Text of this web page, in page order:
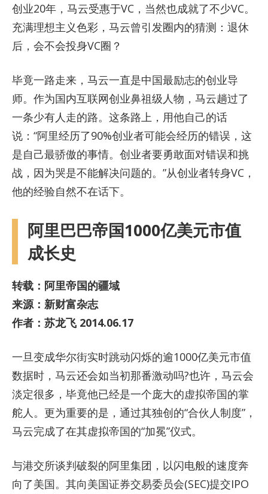
创业20年，马云受惠于VC，当然也成就了不少VC。
充满理想主义色彩，马云曾引发圈内的猜测：退休
后，会不会投身VC圈？
毕竟一路走来，马云一直是中国最励志的创业导
师。作为国内互联网创业鼻祖级人物，马云趟过了
一条少有人走的路。这条路上，用他自己的话
说：“阿里经历了90%创业者可能会经历的错误，这
是自己最骄傲的事情。创业者要勇敢面对错误和挑
战，因为哭是不能解决问题的。”从创业者转身VC，
他的经验自然不在话下。
阿里巴巴帝国1000亿美元市值
成长史
转载：阿里帝国的疆域
来源：新财富杂志
作者：苏龙飞 2014.06.17
一旦变成华尔街实时跳动闪烁的逾1000亿美元市值
数据时，马云还会如当初那番激动吗?也许，马云会
淡定很多，毕竟他已经是一个庞大的虚拟帝国的掌
舵人。更为重要的是，通过其独创的“合伙人制度”，
马云完成了在其虚拟帝国的“加冕”仪式。
与港交所谈判破裂的阿里集团，以闪电般的速度奔
向了美国。其向美国证券交易委员会(SEC)提交IPO